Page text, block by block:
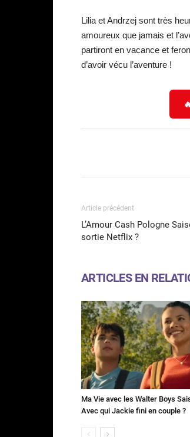
Lilia et Andrzej sont très
amoureux que jamais et
partiront en vacance et
d’avoir vécu l’aventure !
Article précédent
L’Amour Cash Pologne
sortie Netflix ?
ARTICLES EN
Ma Vie avec les Walter Boys
Avec qui Jackie fini en couple ?